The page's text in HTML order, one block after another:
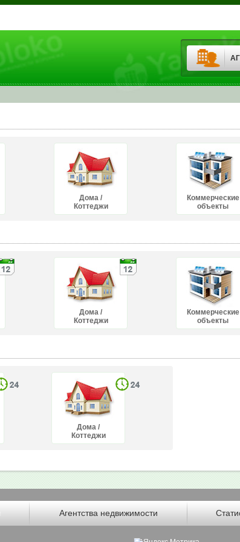
Дома /
Коттеджи
Коммерческие
объекты
Дома /
Коттеджи
Коммерческие
объекты
Дома /
Коттеджи
Агентства недвижимости